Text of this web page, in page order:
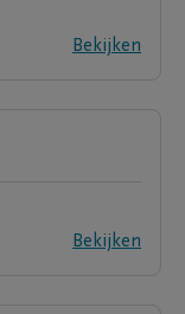
Bekijken
Bekijken